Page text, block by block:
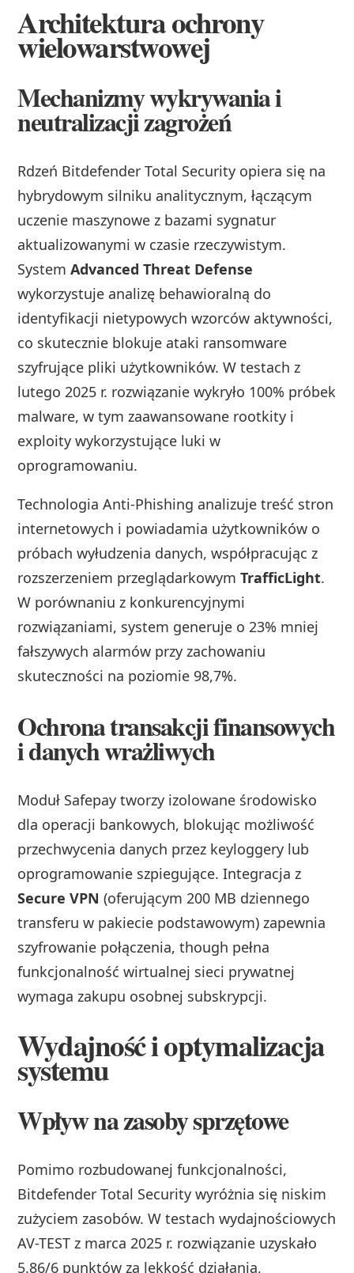
Architektura ochrony
wielowarstwowej
Mechanizmy wykrywania i
neutralizacji zagrożeń
Rdzeń Bitdefender Total Security opiera się na
hybrydowym silniku analitycznym, łączącym
uczenie maszynowe z bazami sygnatur
aktualizowanymi w czasie rzeczywistym.
SystemAdvanced Threat Defense
wykorzystuje analizę behawioralną do
identyfikacji nietypowych wzorców aktywności,
co skutecznie blokuje ataki ransomware
szyfrujące pliki użytkowników. W testach z
lutego 2025 r. rozwiązanie wykryło 100% próbek
malware, w tym zaawansowane rootkity i
exploity wykorzystujące luki w
oprogramowaniu.
Technologia Anti-Phishing analizuje treść stron
internetowych i powiadamia użytkowników o
próbach wyłudzenia danych, współpracując z
rozszerzeniem przeglądarkowymTrafficLight.
W porównaniu z konkurencyjnymi
rozwiązaniami, system generuje o 23% mniej
fałszywych alarmów przy zachowaniu
skuteczności na poziomie 98,7%.
Ochrona transakcji finansowych
i danych wrażliwych
Moduł Safepay tworzy izolowane środowisko
dla operacji bankowych, blokując możliwość
przechwycenia danych przez keyloggery lub
oprogramowanie szpiegujące. Integracja z
Secure VPN (oferującym 200 MB dziennego
transferu w pakiecie podstawowym) zapewnia
szyfrowanie połączenia, though pełna
funkcjonalność wirtualnej sieci prywatnej
wymaga zakupu osobnej subskrypcji.
Wydajność i optymalizacja
systemu
Wpływ na zasoby sprzętowe
Pomimo rozbudowanej funkcjonalności,
Bitdefender Total Security wyróżnia się niskim
zużyciem zasobów. W testach wydajnościowych
AV-TEST z marca 2025 r. rozwiązanie uzyskało
5.86/6 punktów za lekkość działania,